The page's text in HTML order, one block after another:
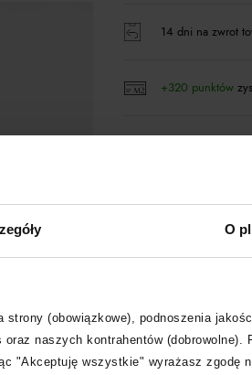
O
strony (obowiązkowe), podnoszenia
naszych kontrahentów (dobrowolne).
"Akceptuję wszystkie" wyrażasz zgodę
14 dni na zwrot
+320 punktów
Wybrane modele